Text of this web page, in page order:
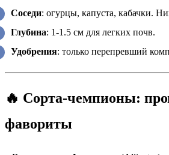
Соседи: огурцы, капуста, кабачки.
Глубина: 1-1.5 см для легких почв.
Удобрения: только перепревший
🔥 Сорта-чемпионы:
фавориты